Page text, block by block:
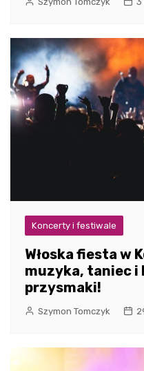
Koncerty i festiwale
Włoska fiesta w
muzyka, taniec i
przysmaki!
Szymon Tomczyk